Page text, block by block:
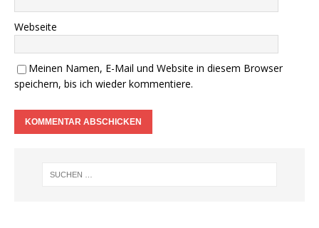
Webseite
Meinen Namen, E-Mail und Website in diesem Browser
speichern, bis ich wieder kommentiere.